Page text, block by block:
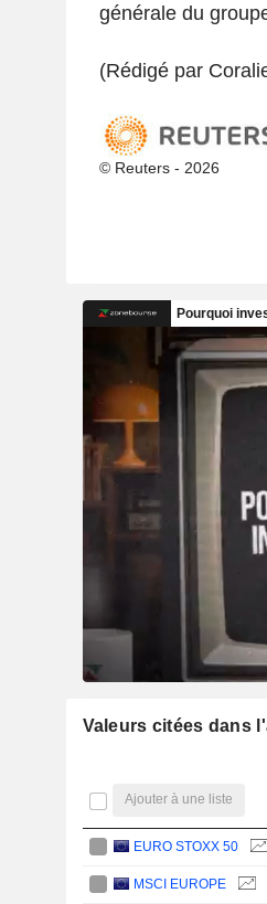
générale du
(Rédigé par
© Reuters - 2026
Valeurs citées dans
Ajouter à une liste
EURO STOXX 50
MSCI EUROPE